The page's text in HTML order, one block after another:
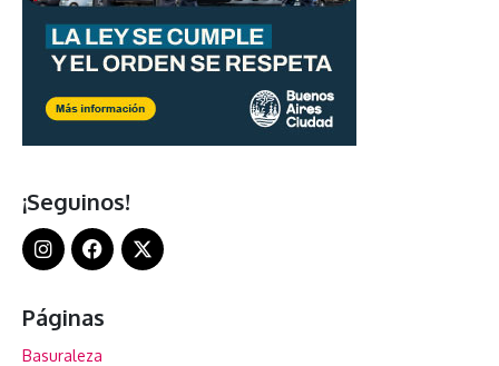
¡Seguinos!
Páginas
Basuraleza